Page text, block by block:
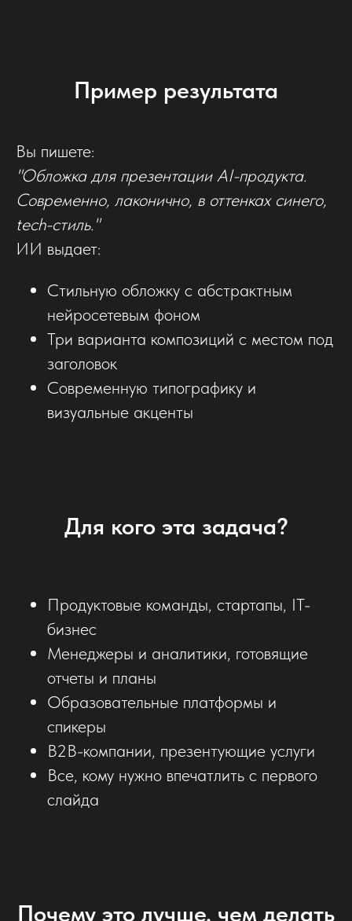
Пример результата
Вы пишете:
"Обложка для презентации AI-продукта.
Современно, лаконично, в оттенках синего,
tech-стиль."
ИИ выдает:
Стильную обложку с абстрактным
нейросетевым фоном
Три варианта композиций с местом под
заголовок
Современную типографику и
визуальные акценты
Для кого эта задача?
Продуктовые команды, стартапы, IT-
бизнес
Менеджеры и аналитики, готовящие
отчеты и планы
Образовательные платформы и
спикеры
B2B-компании, презентующие услуги
Все, кому нужно впечатлить с первого
слайда
Почему это лучше, чем делать